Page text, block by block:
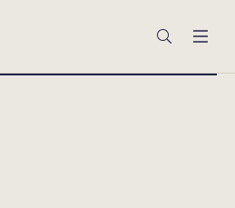
Keresés